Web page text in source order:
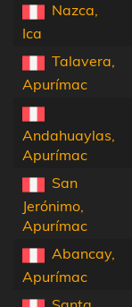
Nazca,
Ica
Talavera,
Apurímac
Andahuaylas,
Apurímac
San
Jerónimo,
Apurímac
Abancay,
Apurímac